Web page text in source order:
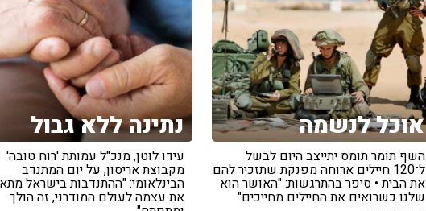
אוכל לנשמה
השף תומר תומס יתייצב היום לבשל
ל־120 חיילים ארוחה מפנקת שתזכיר להם
את הבית • סיפר בהתרגשות: "האושר הוא
שלנו כשרואים את החיילים מחייכים"
נתינה ללא גבול
עידו לוטן, מנכ"ל עמותת 'רוח טובה'
מקבוצת אריסון, על יום המתנדב
הבינלאומי: "ההתנדבות בישראל
את עצמה לעולם המודרני, זה הולך